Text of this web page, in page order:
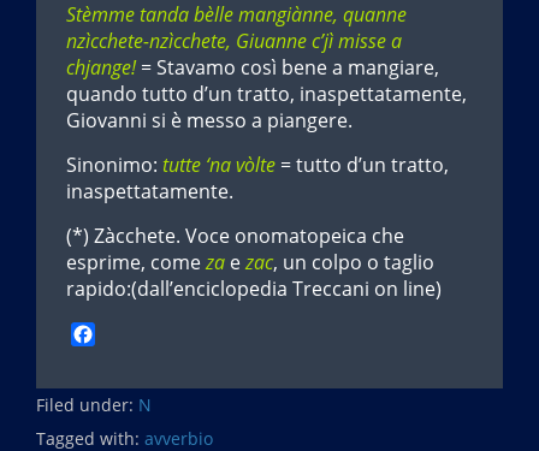
Stèmme tanda bèlle mangiànne, quanne
nzìcchete-nzìcchete, Giuanne c’jì misse a
chjange!= Stavamo così bene a mangiare,
quando tutto d’un tratto, inaspettatamente,
Giovanni si è messo a piangere.
Sinonimo: tutte ‘na vòlte = tutto d’un tratto,
inaspettatamente.
(*) Zàcchete. Voce onomatopeica che
esprime, comeza ezac, un colpo o taglio
rapido:(dall’enciclopedia Treccani on line)
c
e
b
Filed under: N
Tagged with: avverbio